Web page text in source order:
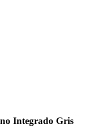
Integrado Gris